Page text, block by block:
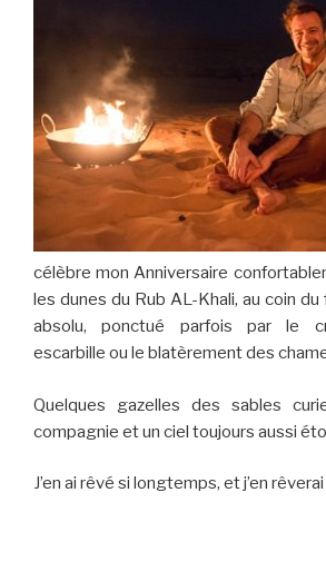
célèbre mon Anniversaire
les dunes du Rub AL-Khali, au coin du
absolu, ponctué parfois par le
escarbille ou le blatèrement des
Quelques gazelles des sables
compagnie et un ciel toujours aussi
J’en ai rêvé si longtemps, et j’en